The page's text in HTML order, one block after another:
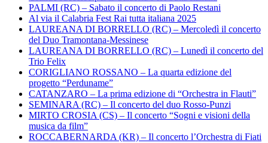
PALMI (RC) – Sabato il concerto di Paolo Restani
Al via il Calabria Fest Rai tutta italiana 2025
LAUREANA DI BORRELLO (RC) – Mercoledì il concerto
del Duo Tramontana-Messinese
LAUREANA DI BORRELLO (RC) – Lunedì il concerto del
Trio Felix
CORIGLIANO ROSSANO – La quarta edizione del
progetto “Perduname”
CATANZARO – La prima edizione di “Orchestra in Flauti”
SEMINARA (RC) – Il concerto del duo Rosso-Punzi
MIRTO CROSIA (CS) – Il concerto “Sogni e visioni della
musica da film”
ROCCABERNARDA (KR) – Il concerto l’Orchestra di Fiati